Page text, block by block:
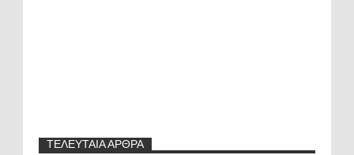
ΤΕΛΕΥΤΑΙΑ ΑΡΘΡΑ